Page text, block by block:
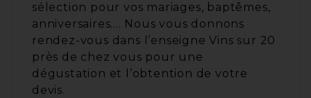
sélection pour vos mariages, baptêmes,
anniversaires.... Nous vous donnons
rendez-vous dans l’enseigne Vins sur 20
près de chez vous pour une
dégustation et l’obtention de votre
devis.